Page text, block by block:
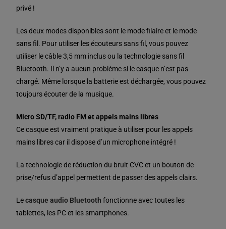
privé !
Les deux modes disponibles sont le mode filaire et le mode
sans fil. Pour utiliser les écouteurs sans fil, vous pouvez
utiliser le câble 3,5 mm inclus ou la technologie sans fil
Bluetooth. Il n’y a aucun problème si le casque n’est pas
chargé. Même lorsque la batterie est déchargée, vous pouvez
toujours écouter de la musique.
Micro SD/TF, radio FM et appels mains libres
Ce casque est vraiment pratique à utiliser pour les appels
mains libres car il dispose d’un microphone intégré !
La technologie de réduction du bruit CVC et un bouton de
prise/refus d’appel permettent de passer des appels clairs.
Lecasque audio Bluetooth fonctionne avec toutes les
tablettes, les PC et les smartphones.